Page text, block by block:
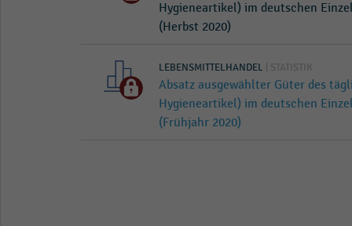
Hygieneartikel) im deutschen
(Herbst 2020)
LEBENSMITTELHANDEL | STATISTIK
Absatz ausgewählter Güter des
Hygieneartikel) im deutschen
(Frühjahr 2020)